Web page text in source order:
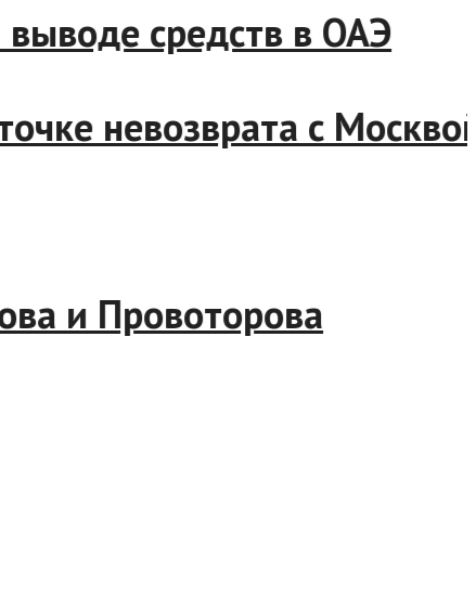
выводе средств в ОАЭ
точке невозврата с
и Провоторова